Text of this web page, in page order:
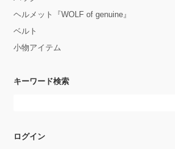
ヘルメット『WOLF of genuine』
ベルト
小物アイテム
キーワード検索
ログイン